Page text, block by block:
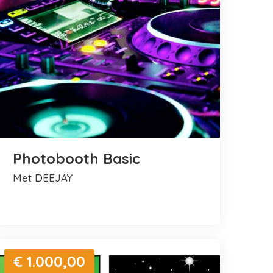
Photobooth Basic
met DEEJAY
€ 1.000,00